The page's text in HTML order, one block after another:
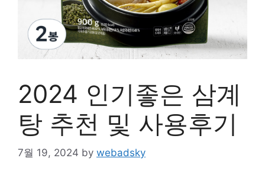
2024 인기좋은 삼계
탕 추천 및 사용후기
7월 19, 2024 by webadsky